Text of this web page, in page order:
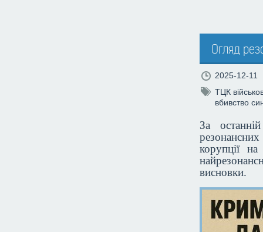
Огляд
2025-12-11
ТЦК
вбивство
За
корупції
висновки.